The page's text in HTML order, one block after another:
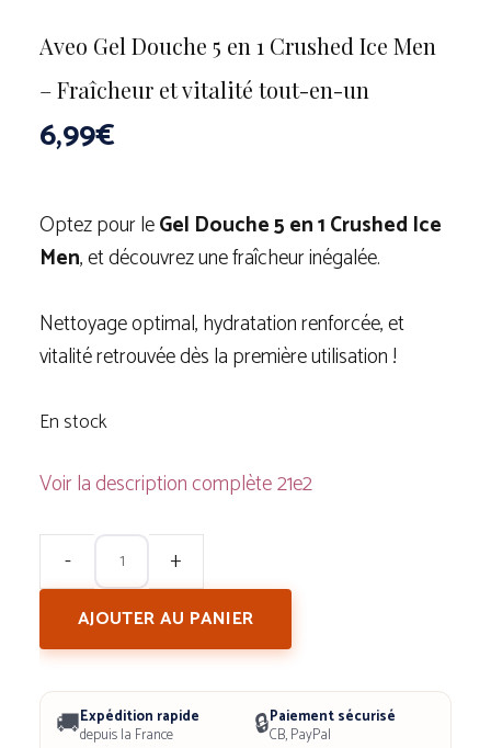
Aveo Gel Douche 5 en 1 Crushed Ice Men
– Fraîcheur et vitalité tout-en-un
6,99€
Optez pour leGel Douche 5 en 1 Crushed Ice
Men, et découvrez une fraîcheur inégalée.
Nettoyage optimal, hydratation renforcée, et
vitalité retrouvée dès la première utilisation !
En stock
Voir la description complète
de
Aveo
Douche
AJOUTER AU PANIER
🚚Expédition rapide
depuis la France
🔒Paiement sécurisé
CB, PayPal